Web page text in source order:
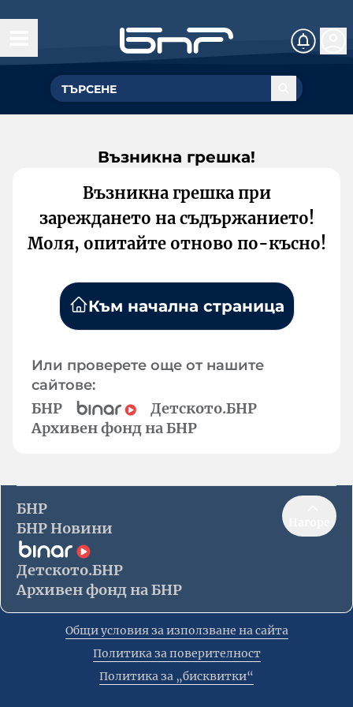
Възникна грешка!
Възникна грешка при
зареждането на съдържанието!
Моля, опитайте отново по-късно!
Към начална страница
Или проверете още от нашите
сайтове:
БНР
Детското.БНР
Архивен фонд на БНР
БНР
БНР Новини
Детското.БНР
Архивен фонд на БНР
Общи условия за използване на сайта
Политика за поверителност
Политика за „бисквитки“